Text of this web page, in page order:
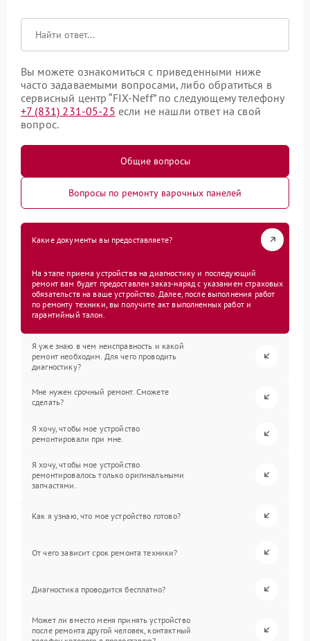
Вы можете ознакомиться с приведенными ниже
часто задаваемыми вопросами, либо обратиться в
сервисный центр “FIX-Neff” по следующему телефону
+7 (831) 231-05-25 если не нашли ответ на свой
вопрос.
Общие вопросы
Вопросы по ремонту варочных панелей
Какие документы вы предоставляете?
На этапе приема устройства на диагностику и последующий
ремонт вам будет предоставлен заказ-наряд с указанием страховых
обязательств на ваше устройство. Далее, после выполнения работ
по ремонту техники, вы получите акт выполненных работ и
гарантийный талон.
Я уже знаю в чем неисправность и какой
ремонт необходим. Для чего проводить
диагностику?
Мне нужен срочный ремонт. Сможете
сделать?
Я хочу, чтобы мое устройство
ремонтировали при мне.
Я хочу, чтобы мое устройство
ремонтировалось только оригинальными
запчастями.
Как я узнаю, что мое устройство готово?
От чего зависит срок ремонта техники?
Диагностика проводится бесплатно?
Может ли вместо меня принять устройство
после ремонта другой человек, контактный